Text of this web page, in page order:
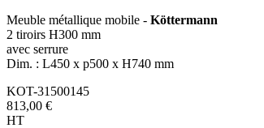
Meuble métallique mobile - Köttermann
2 tiroirs H300 mm
avec serrure
Dim. : L450 x p500 x H740 mm
KOT-31500145
813,00 €
HT